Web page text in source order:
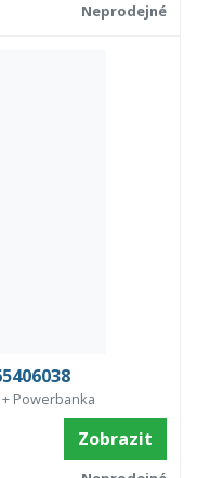
Neprodejné
+ Powerbanka
Zobrazit